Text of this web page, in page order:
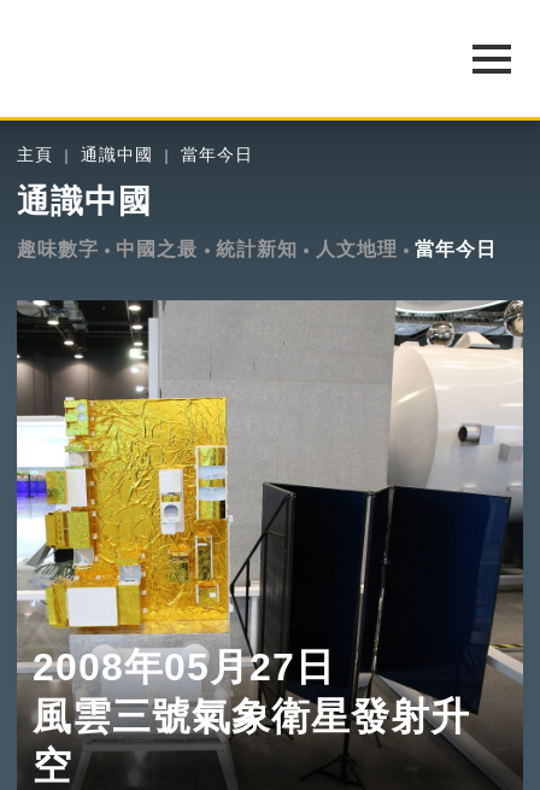
主頁 通識中國 當年今日
通識中國
趣味數字 中國之最 統計新知 人文地理 當年今日
2008年05月27日
風雲三號氣象衛星發射升
空